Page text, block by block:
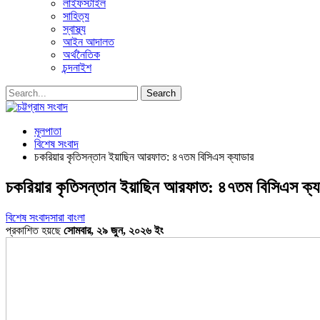
লাইফস্টাইল
সাহিত্য
স্বাস্থ্য
আইন আদালত
অর্থনৈতিক
চন্দনাইশ
মূলপাতা
বিশেষ সংবাদ
চকরিয়ার কৃতিসন্তান ইয়াছিন আরফাত: ৪৭তম বিসিএস ক্যাডার
চকরিয়ার কৃতিসন্তান ইয়াছিন আরফাত: ৪৭তম বিসিএস
বিশেষ সংবাদসারা বাংলা
প্রকাশিত হয়ছেসোমবার, ২৯ জুন, ২০২৬ ইং